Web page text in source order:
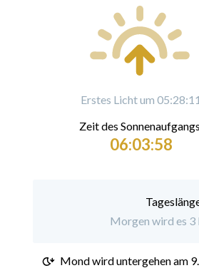
Erstes Licht um 05:28:11
Zeit des
06:03:58
Morgen wird es
Mond wird untergehen am